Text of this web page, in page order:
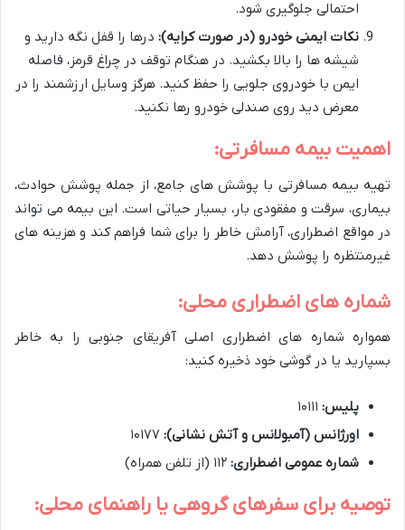
احتمالی جلوگیری شود.
نکات ایمنی خودرو (در صورت کرایه): درها را قفل نگه دارید و
شیشه ها را بالا بکشید. در هنگام توقف در چراغ قرمز، فاصله
ایمن با خودروی جلویی را حفظ کنید. هرگز وسایل ارزشمند را در
معرض دید روی صندلی خودرو رها نکنید.
اهمیت بیمه مسافرتی:
تهیه بیمه مسافرتی با پوشش های جامع، از جمله پوشش حوادث،
بیماری، سرقت و مفقودی بار، بسیار حیاتی است. این بیمه می تواند
در مواقع اضطراری، آرامش خاطر را برای شما فراهم کند و هزینه های
غیرمنتظره را پوشش دهد.
شماره های اضطراری محلی:
همواره شماره های اضطراری اصلی آفریقای جنوبی را به خاطر
بسپارید یا در گوشی خود ذخیره کنید:
پلیس:
اورژانس (آمبولانس و آتش نشانی):
شماره عمومی اضطراری:
توصیه برای سفرهای گروهی یا راهنمای محلی: